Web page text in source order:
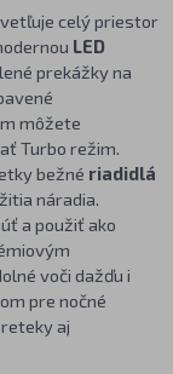
celý priestor
LED
prekážky na
môžete
Turbo režim.
bežné riadidlá
náradia.
a použiť ako
voči dažďu i
pre nočné
aj